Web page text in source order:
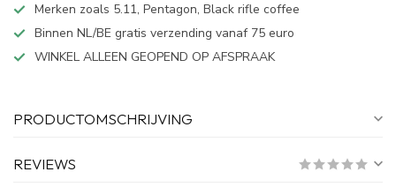
Merken zoals 5.11, Pentagon, Black rifle coffee
Binnen NL/BE gratis verzending vanaf 75 euro
WINKEL ALLEEN GEOPEND OP AFSPRAAK
PRODUCTOMSCHRIJVING
REVIEWS